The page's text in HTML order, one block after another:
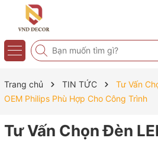
Trang chủ TIN TỨC
Tư Vấn
OEM Philips Phù Hợp Cho Công Trình
Tư Vấn Chọn Đèn